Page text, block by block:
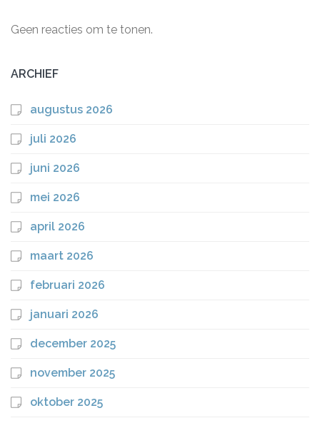
Geen reacties om te tonen.
ARCHIEF
augustus 2026
juli 2026
juni 2026
mei 2026
april 2026
maart 2026
februari 2026
januari 2026
december 2025
november 2025
oktober 2025